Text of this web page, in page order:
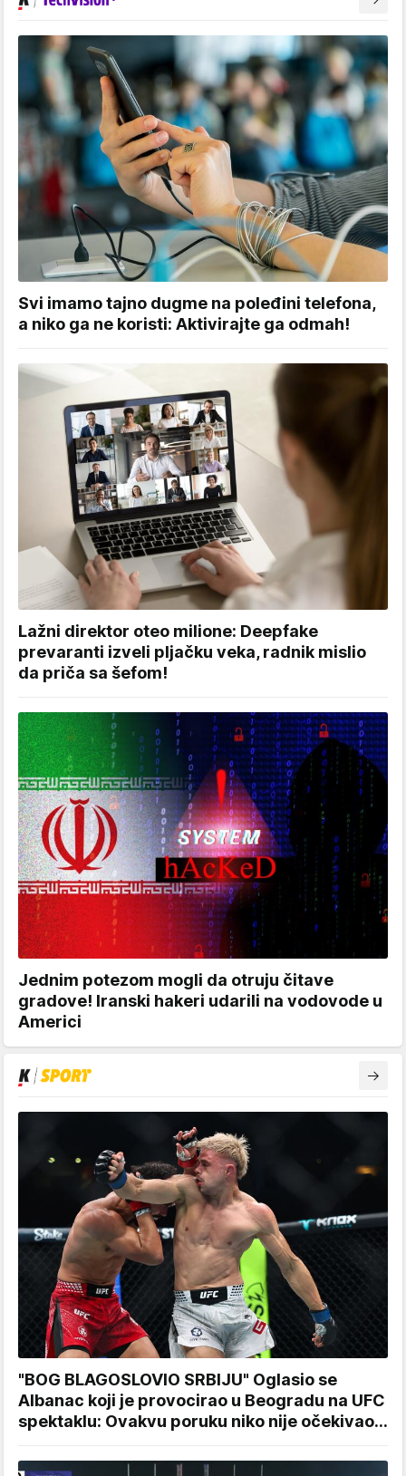
Svi imamo tajno dugme na poleđini telefona,
a niko ga ne koristi: Aktivirajte ga odmah!
Lažni direktor oteo milione: Deepfake
prevaranti izveli pljačku veka, radnik mislio
da priča sa šefom!
Jednim potezom mogli da otruju čitave
gradove! Iranski hakeri udarili na vodovode u
Americi
"BOG BLAGOSLOVIO SRBIJU" Oglasio se
Albanac koji je provocirao u Beogradu na UFC
spektaklu: Ovakvu poruku niko nije očekivao...